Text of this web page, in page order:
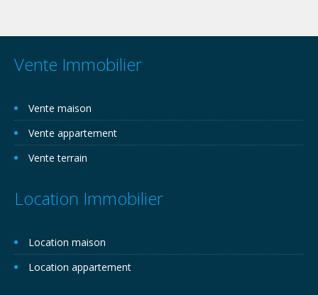
Vente Immobilier
Vente maison
Vente appartement
Vente terrain
Location Immobilier
Location maison
Location appartement